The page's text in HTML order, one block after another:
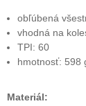
obľúbená
vhodná na
TPI: 60
hmotnosť: 598
Materiál: